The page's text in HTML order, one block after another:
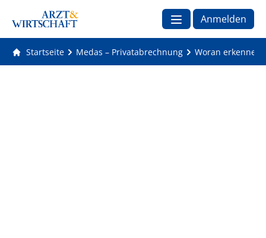
Anmelden
Startseite Medas – Privatabrechnung Woran erkenne